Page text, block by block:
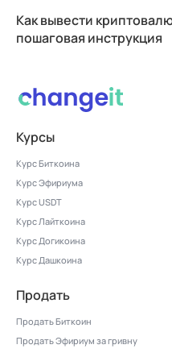
Как вывести
пошаговая инструкция
Курсы
Курс Биткоина
Курс Эфириума
Курс USDT
Курс Лайткоина
Курс Догикоина
Курс Дашкоина
Продать
Продать Биткоин
Продать Эфириум за гривну